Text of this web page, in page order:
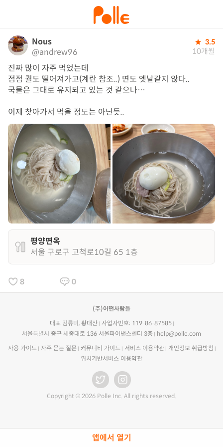
앱에서 열기
Nous
@andrew96
3.5
10개월
진짜 많이 자주 먹었는데
점점 퀄도 떨어져가고(계란 참조..) 면도 엣날같지 않다..
국물은 그대로 유지되고 있는 것 같으나…
이제 찾아가서 먹을 정도는 아닌듯..
평양면옥
서울 구로구 고척로10길 65 1층
8 0
(주)어떤사람들
대표 김류미, 황대산
사업자번호: 119-86-87585
서울특별시 중구 세종대로 136 서울파이낸스센터 3층
help@polle.com
사용 가이드 자주 묻는 질문 커뮤니티 가이드 서비스 이용약관
개인정보 취급방침
위치기반서비스 이용약관
Copyright © 2026 Polle Inc. All rights reserved.